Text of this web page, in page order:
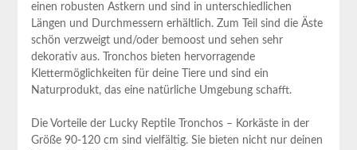
einen robusten Astkern und ​sind in unterschiedlichen
Längen und Durchmessern erhältlich. Zum Teil sind die Äste
schön verzweigt und/oder bemoost und sehen sehr⁤
dekorativ aus.‌ Tronchos⁣ bieten hervorragende
Klettermöglichkeiten für deine Tiere ​und sind⁢ ein⁢
Naturprodukt, das eine natürliche Umgebung schafft.
Die⁢ Vorteile ‌der Lucky Reptile Tronchos – Korkäste in‍ der
Größe 90-120 cm sind vielfältig. Sie bieten nicht nur deinen